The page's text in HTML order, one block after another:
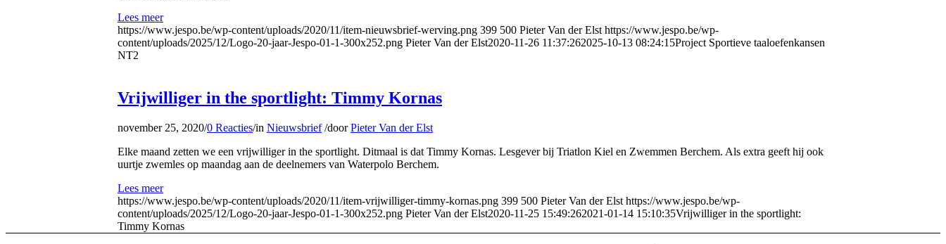
Lees meer
https://www.jespo.be/wp-content/uploads/2020/11/item-nieuwsbrief-werving.png 399 500 Pieter Van der Elst https://www.jespo.be/wp-
content/uploads/2025/12/Logo-20-jaar-Jespo-01-1-300x252.png Pieter Van der Elst2020-11-26 11:37:262025-10-13 08:24:15Project Sportieve taaloefenkansen
NT2
Vrijwilliger in the sportlight: Timmy Kornas
november 25, 2020/0 Reacties/in Nieuwsbrief /doorPieter Van der Elst
Elke maand zetten we een vrijwilliger in the sportlight. Ditmaal is dat Timmy Kornas. Lesgever bij Triatlon Kiel en Zwemmen Berchem. Als extra geeft hij ook
uurtje zwemles op maandag aan de deelnemers van Waterpolo Berchem.
Lees meer
https://www.jespo.be/wp-content/uploads/2020/11/item-vrijwilliger-timmy-kornas.png 399 500 Pieter Van der Elst https://www.jespo.be/wp-
content/uploads/2025/12/Logo-20-jaar-Jespo-01-1-300x252.png Pieter Van der Elst2020-11-25 15:49:262021-01-14 15:10:35Vrijwilliger in the sportlight:
Timmy Kornas